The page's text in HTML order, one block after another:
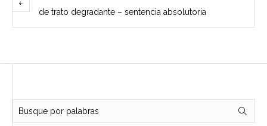
de trato degradante – sentencia absolutoria